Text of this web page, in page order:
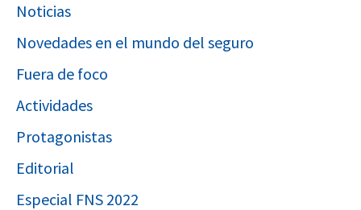
Noticias
Novedades en el mundo del seguro
Fuera de foco
Actividades
Protagonistas
Editorial
Especial FNS 2022